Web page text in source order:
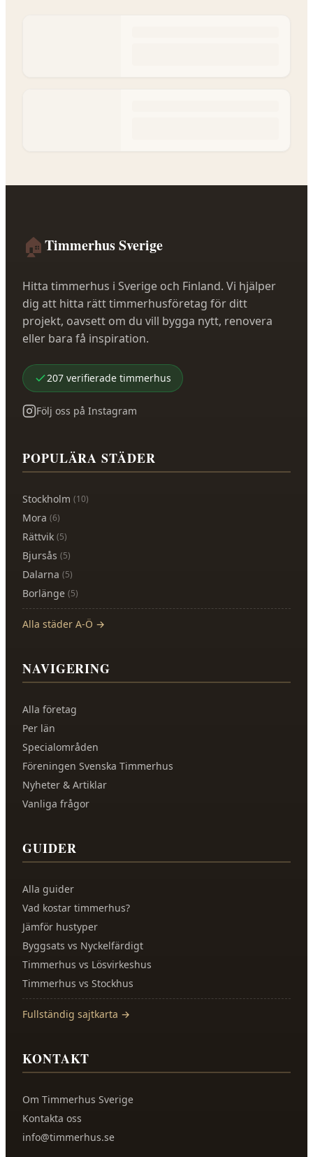
🏠Timmerhus Sverige
Hitta timmerhus i Sverige och Finland. Vi hjälper
dig att hitta rätt timmerhusföretag för ditt
projekt, oavsett om du vill bygga nytt, renovera
eller bara få inspiration.
207 verifierade timmerhus
Följ oss på Instagram
POPULÄRA STÄDER
Stockholm (10)
Mora (6)
Rättvik (5)
Bjursås (5)
Dalarna (5)
Borlänge (5)
Alla städer A-Ö →
NAVIGERING
Alla företag
Per län
Specialområden
Föreningen Svenska Timmerhus
Nyheter & Artiklar
Vanliga frågor
GUIDER
Alla guider
Vad kostar timmerhus?
Jämför hustyper
Byggsats vs Nyckelfärdigt
Timmerhus vs Lösvirkeshus
Timmerhus vs Stockhus
Fullständig sajtkarta →
KONTAKT
Om Timmerhus Sverige
Kontakta oss
info@timmerhus.se